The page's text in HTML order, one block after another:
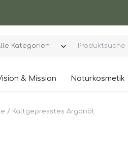
Kategorien
& Mission Naturkosmetik
Kaltgepresstes Arganöl